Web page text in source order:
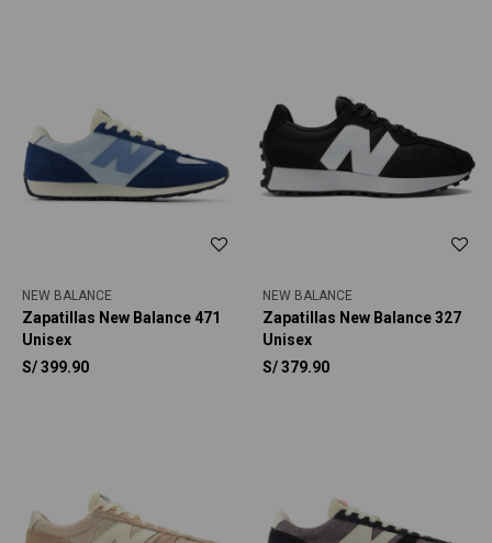
NEW BALANCE
Zapatillas New Balance 471
Unisex
S/399.90
NEW BALANCE
Zapatillas New Balance 327
Unisex
S/379.90